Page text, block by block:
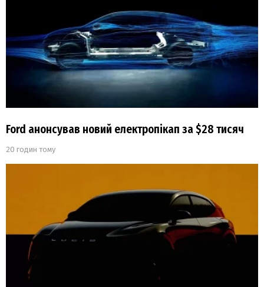
Ford анонсував новий електропікап за $28 тисяч
20 годин тому